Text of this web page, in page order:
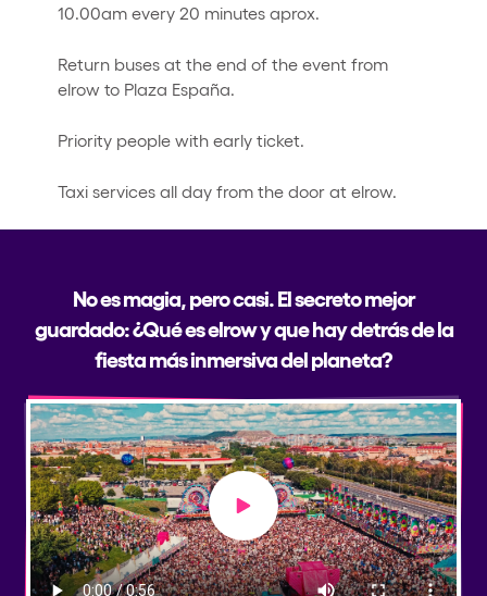
10.00am every 20 minutes aprox.
Return buses at the end of the event from
elrow to Plaza España.
Priority people with early ticket.
Taxi services all day from the door at elrow.
No es magia, pero casi. El secreto mejor
guardado: ¿Qué es elrow y que hay detrás de la
fiesta más inmersiva del planeta?
Play video